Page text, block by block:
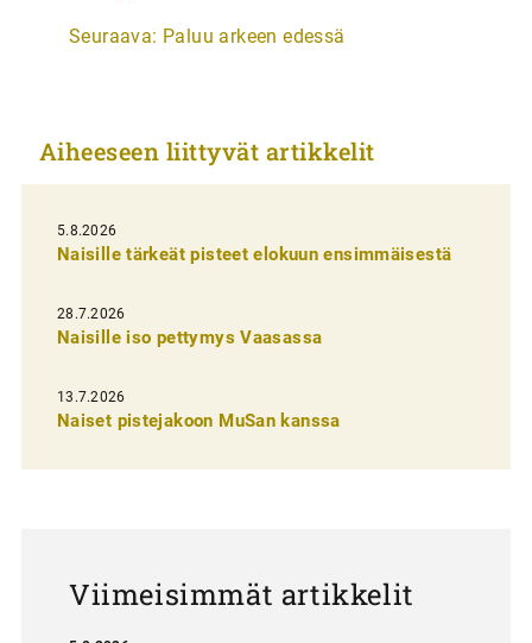
i
e
i
e
n
s
e
l
Seuraava: Paluu arkeen edessä
Aiheeseen liittyvät artikkelit
5.8.2026
Naisille tärkeät pisteet elokuun ensimmäisestä
28.7.2026
Naisille iso pettymys Vaasassa
13.7.2026
Naiset pistejakoon MuSan kanssa
Viimeisimmät artikkelit